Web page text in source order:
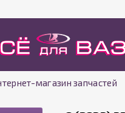
магазин запчастей